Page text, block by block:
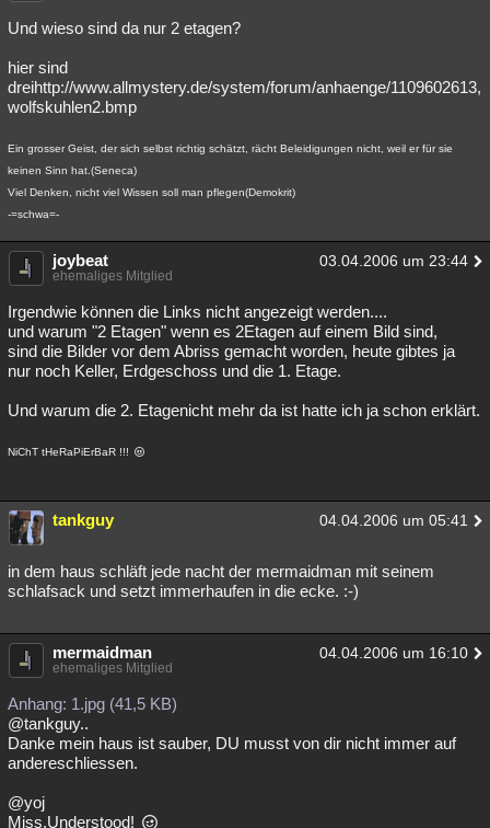
Und wieso sind da nur 2 etagen?
hier sind
dreihttp://www.allmystery.de/system/forum/anhaenge/1109602613,
wolfskuhlen2.bmp
Ein grosser Geist, der sich selbst richtig schätzt, rächt Beleidigungen nicht, weil er für sie
keinen Sinn hat.(Seneca)
Viel Denken, nicht viel Wissen soll man pflegen(Demokrit)
-=schwa=-
joybeat 03.04.2006 um 23:44
ehemaliges Mitglied
Irgendwie können die Links nicht angezeigt werden....
und warum "2 Etagen" wenn es 2Etagen auf einem Bild sind,
sind die Bilder vor dem Abriss gemacht worden, heute gibtes ja
nur noch Keller, Erdgeschoss und die 1. Etage.
Und warum die 2. Etagenicht mehr da ist hatte ich ja schon erklärt.
NiChT tHeRaPiErBaR !!!
tankguy 04.04.2006 um 05:41
in dem haus schläft jede nacht der mermaidman mit seinem
schlafsack und setzt immerhaufen in die ecke. :-)
mermaidman 04.04.2006 um 16:10
ehemaliges Mitglied
Anhang: 1.jpg (41,5 KB)
@tankguy..
Danke mein haus ist sauber, DU musst von dir nicht immer auf
andereschliessen.
@yoj
Miss.Understood!